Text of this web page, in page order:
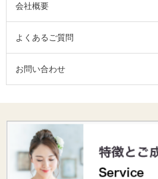
会社概要
よくあるご質問
お問い合わせ